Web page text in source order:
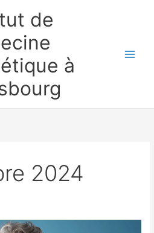
de
à
2024